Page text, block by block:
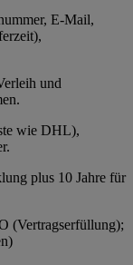
E-Mail,
und
wie DHL),
plus 10 Jahre für
(Vertragserfüllung);